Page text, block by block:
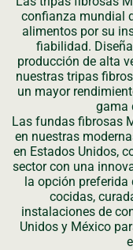
confianza mundial
alimentos por su
fiabilidad.
producción de alta
nuestras tripas
un mayor
gama
Las fundas fibrosas
en nuestras
en Estados Unidos,
sector con una
la opción preferida
cocidas,
instalaciones de
Unidos y México